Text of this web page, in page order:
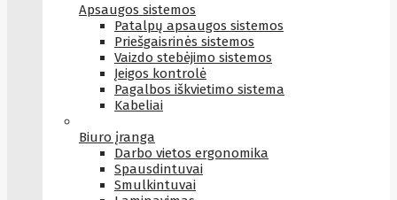
Apsaugos sistemos
Patalpų apsaugos sistemos
Priešgaisrinės sistemos
Vaizdo stebėjimo sistemos
Įeigos kontrolė
Pagalbos iškvietimo sistema
Kabeliai
Biuro įranga
Darbo vietos ergonomika
Spausdintuvai
Smulkintuvai